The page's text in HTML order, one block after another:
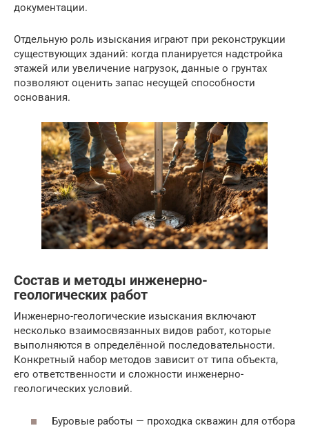
документации.
Отдельную роль изыскания играют при реконструкции
существующих зданий: когда планируется надстройка
этажей или увеличение нагрузок, данные о грунтах
позволяют оценить запас несущей способности
основания.
Состав и методы инженерно-
геологических работ
Инженерно-геологические изыскания включают
несколько взаимосвязанных видов работ, которые
выполняются в определённой последовательности.
Конкретный набор методов зависит от типа объекта,
его ответственности и сложности инженерно-
геологических условий.
Буровые работы — проходка скважин для отбора